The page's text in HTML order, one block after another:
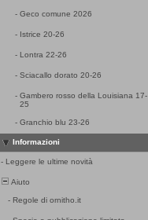
- Geco comune 2026
- Istrice 20-26
- Lontra 22-26
- Sciacallo dorato 20-26
- Gambero rosso della Louisiana 17-
25
- Granchio blu 23-26
Informazioni
- Leggere le ultime novità
Aiuto
- Regole di ornitho.it